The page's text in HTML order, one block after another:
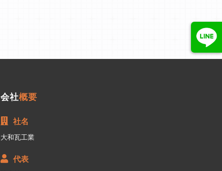
会社概要
社名
大和瓦工業
代表